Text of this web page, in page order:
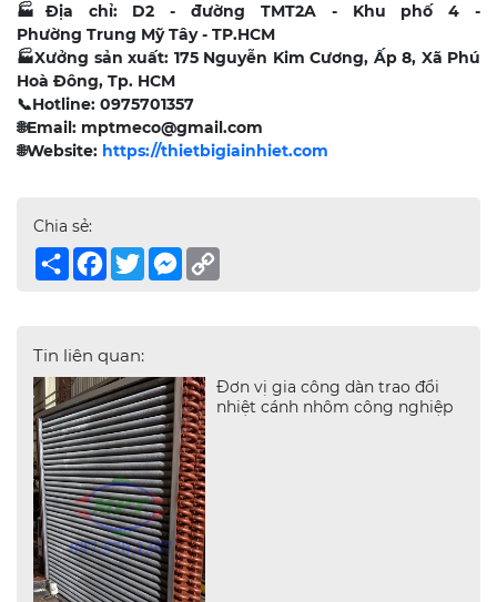
🏭 Địa chỉ: D2 - đường TMT2A - Khu phố 4 -
Phường Trung Mỹ Tây - TP.HCM
🏭Xưởng sản xuất: 175 Nguyễn Kim Cương, Ấp 8, Xã Phú
Hoà Đông, Tp. HCM
📞Hotline: 0975701357
🌐Email: mptmeco@gmail.com
🌐Website: https://thietbigiainhiet.com
Chia sẻ:
ShareFacebook
TwitterMessenger
Tin liên quan:
Đơn vị gia công dàn trao đổi
nhiệt cánh nhôm công nghiệp